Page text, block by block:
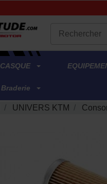
CASQUE
Braderie
UNIVERS KTM